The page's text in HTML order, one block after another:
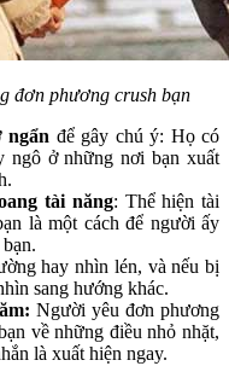
đơn phương crush bạn
ngẩn để gây chú ý: Họ có
ngô ở những nơi bạn xuất
tài năng: Thể hiện tài
là một cách để người ấy
hay nhìn lén, và nếu bị
sang hướng khác.
Người yêu đơn phương
về những điều nhỏ nhặt,
là xuất hiện ngay.